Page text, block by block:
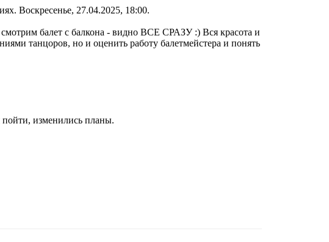
Воскресенье, 27.04.2025, 18:00.
балет с балкона - видно ВСЕ СРАЗУ :) Вся красота и
танцоров, но и оценить работу балетмейстера и понять
пойти, изменились планы.